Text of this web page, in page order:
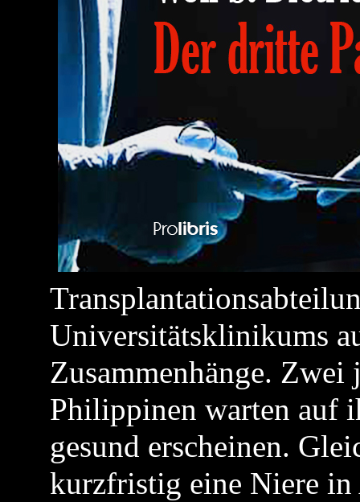
Universitätsklinikums
Zusammenhänge.
Philippinen warten auf
gesund erscheinen.
kurzfristig eine Niere